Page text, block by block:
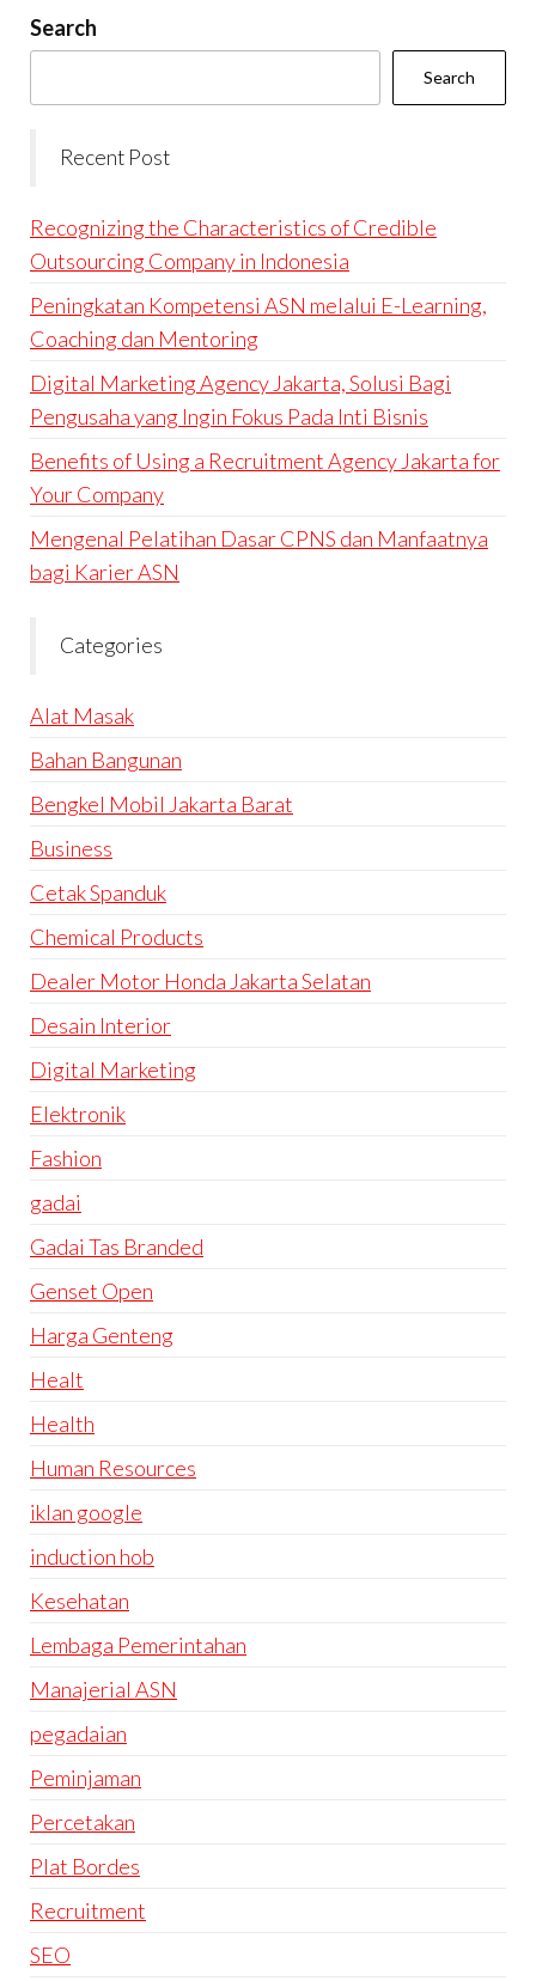
Search
Search
Recent Post
Recognizing the Characteristics of Credible
Outsourcing Company in Indonesia
Peningkatan Kompetensi ASN melalui E-Learning,
Coaching dan Mentoring
Digital Marketing Agency Jakarta, Solusi Bagi
Pengusaha yang Ingin Fokus Pada Inti Bisnis
Benefits of Using a Recruitment Agency Jakarta for
Your Company
Mengenal Pelatihan Dasar CPNS dan Manfaatnya
bagi Karier ASN
Categories
Alat Masak
Bahan Bangunan
Bengkel Mobil Jakarta Barat
Business
Cetak Spanduk
Chemical Products
Dealer Motor Honda Jakarta Selatan
Desain Interior
Digital Marketing
Elektronik
Fashion
gadai
Gadai Tas Branded
Genset Open
Harga Genteng
Healt
Health
Human Resources
iklan google
induction hob
Kesehatan
Lembaga Pemerintahan
Manajerial ASN
pegadaian
Peminjaman
Percetakan
Plat Bordes
Recruitment
SEO